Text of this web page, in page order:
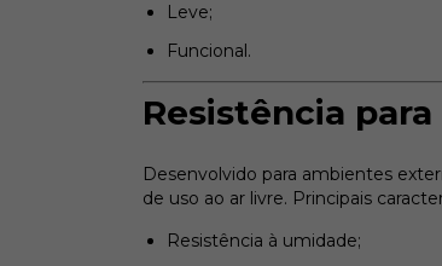
Leve;
Funcional.
Resistência
Desenvolvido para ambientes
de uso ao ar livre. Principais
Resistência à umidade;